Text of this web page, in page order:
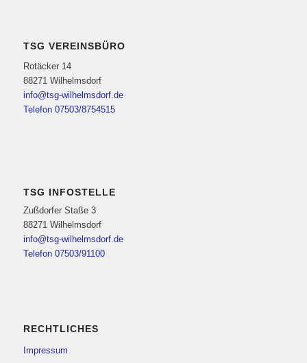
TSG VEREINSBÜRO
Rotäcker 14
88271 Wilhelmsdorf
info@tsg-wilhelmsdorf.de
Telefon 07503/8754515
TSG INFOSTELLE
Zußdorfer Staße 3
88271 Wilhelmsdorf
info@tsg-wilhelmsdorf.de
Telefon 07503/91100
RECHTLICHES
Impressum